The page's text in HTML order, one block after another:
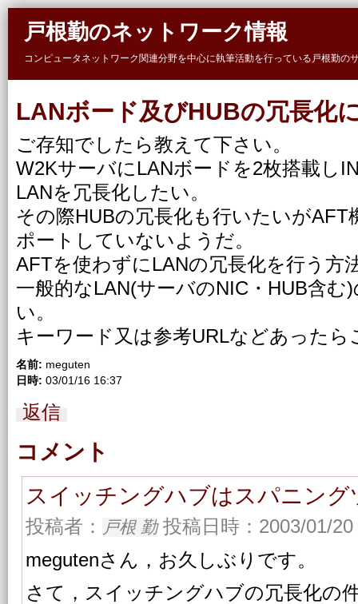
戸根勤のネットワーク情報
コンピュータネットワーク関連分野を中心に執筆活動を行っている戸根勤
LANボード及びHUBの冗長化
ご存知でしたら教えて下さい。
W2KサーバにLANボードを2枚搭載し
LANを冗長化したい。
その際HUBの冗長化も行いたいがAFT
ポートしていないようだ。
AFTを使わずにLANの冗長化を行う方
一般的なLAN(サーバのNIC・HUB含む
い。
キーワード又は参考URLなどあったら
名前: meguten
日時: 03/01/16 16:37
返信
コメント
スイッチングハブはスパニン
投稿者： 戸根 勤投稿日時：2003/01/20
megutenさん，お久しぶりです。
さて，スイッチングハブの冗長化の